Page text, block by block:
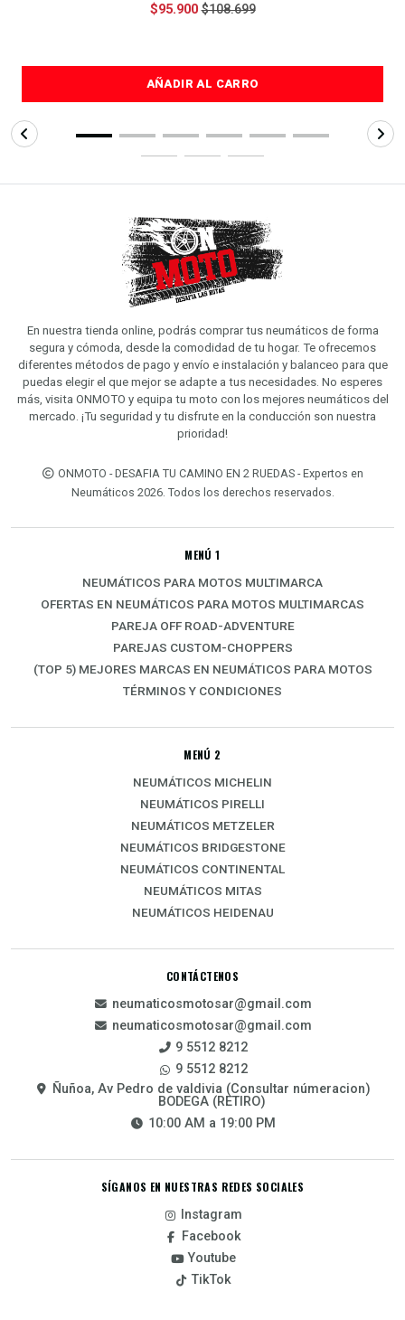
$95.900 $108.699
AÑADIR AL CARRO
En nuestra tienda online, podrás comprar tus neumáticos de forma
segura y cómoda, desde la comodidad de tu hogar. Te ofrecemos
diferentes métodos de pago y envío e instalación y balanceo para que
puedas elegir el que mejor se adapte a tus necesidades. No esperes
más, visita ONMOTO y equipa tu moto con los mejores neumáticos del
mercado. ¡Tu seguridad y tu disfrute en la conducción son nuestra
prioridad!
ONMOTO - DESAFIA TU CAMINO EN 2 RUEDAS - Expertos en
Neumáticos 2026. Todos los derechos reservados.
MENÚ 1
NEUMÁTICOS PARA MOTOS MULTIMARCA
OFERTAS EN NEUMÁTICOS PARA MOTOS MULTIMARCAS
PAREJA OFF ROAD-ADVENTURE
PAREJAS CUSTOM-CHOPPERS
(TOP 5) MEJORES MARCAS EN NEUMÁTICOS PARA MOTOS
TÉRMINOS Y CONDICIONES
MENÚ 2
NEUMÁTICOS MICHELIN
NEUMÁTICOS PIRELLI
NEUMÁTICOS METZELER
NEUMÁTICOS BRIDGESTONE
NEUMÁTICOS CONTINENTAL
NEUMÁTICOS MITAS
NEUMÁTICOS HEIDENAU
CONTÁCTENOS
neumaticosmotosar@gmail.com
neumaticosmotosar@gmail.com
9 5512 8212
9 5512 8212
Ñuñoa, Av Pedro de valdivia (Consultar númeracion)
BODEGA (RETIRO)
10:00 AM a 19:00 PM
SÍGANOS EN NUESTRAS REDES SOCIALES
Instagram
Facebook
Youtube
TikTok